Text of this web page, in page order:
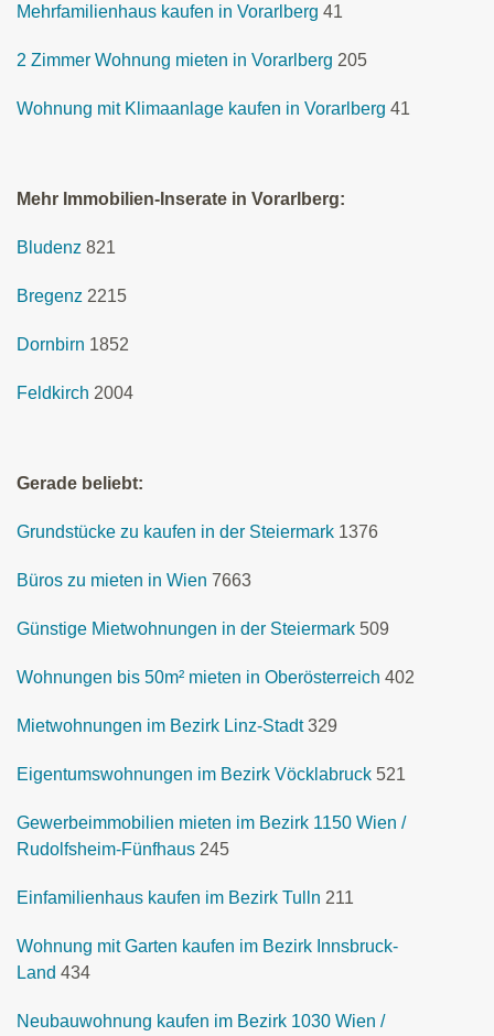
Mehrfamilienhaus kaufen in Vorarlberg 41
2 Zimmer Wohnung mieten in Vorarlberg 205
Wohnung mit Klimaanlage kaufen in Vorarlberg 41
Mehr Immobilien-Inserate in Vorarlberg:
Bludenz 821
Bregenz 2215
Dornbirn 1852
Feldkirch 2004
Gerade beliebt:
Grundstücke zu kaufen in der Steiermark 1376
Büros zu mieten in Wien 7663
Günstige Mietwohnungen in der Steiermark 509
Wohnungen bis 50m² mieten in Oberösterreich 402
Mietwohnungen im Bezirk Linz-Stadt 329
Eigentumswohnungen im Bezirk Vöcklabruck 521
Gewerbeimmobilien mieten im Bezirk 1150 Wien /
Rudolfsheim-Fünfhaus 245
Einfamilienhaus kaufen im Bezirk Tulln 211
Wohnung mit Garten kaufen im Bezirk Innsbruck-
Land 434
Neubauwohnung kaufen im Bezirk 1030 Wien /